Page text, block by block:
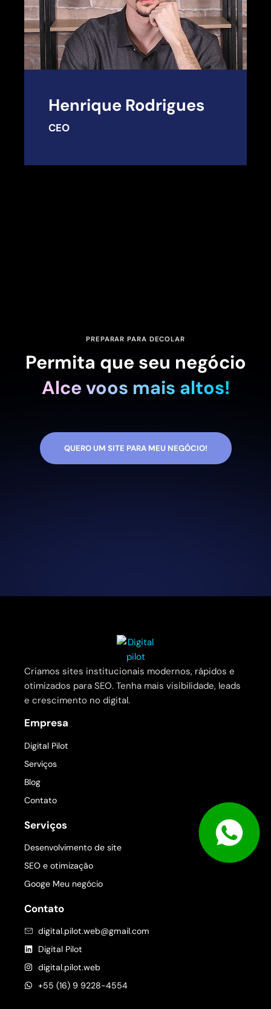
Henrique Rodrigues
CEO
PREPARAR PARA DECOLAR
Permita que seu negócio
Alce voos mais altos!
QUERO UM SITE PARA MEU NEGÓCIO!
Criamos sites institucionais modernos, rápidos e
otimizados para SEO. Tenha mais visibilidade, leads
e crescimento no digital.
Empresa
Digital Pilot
Serviços
Blog
Contato
Serviços
Desenvolvimento de site
SEO e otimização
Googe Meu negócio
Contato
digital.pilot.web@gmail.com
Digital Pilot
digital.pilot.web
+55 (16) 9 9228-4554